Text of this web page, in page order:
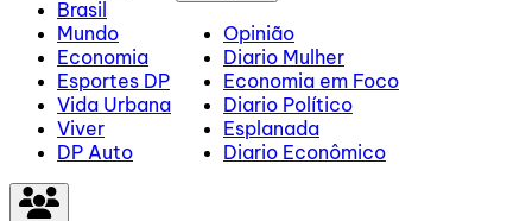
Brasil
Mundo
Economia
Esportes DP
Vida Urbana
Viver
DP Auto
Opinião
Diario Mulher
Economia em Foco
Diario Político
Esplanada
Diario Econômico